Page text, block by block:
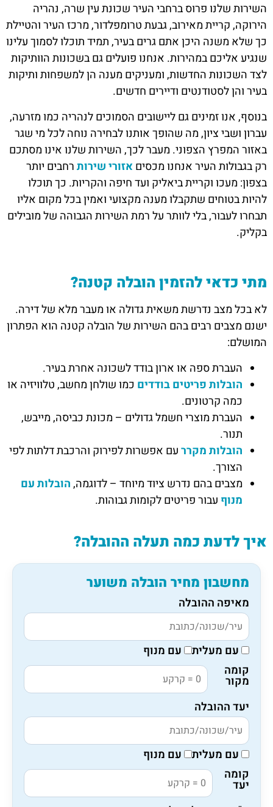
השירות שלנו פרוס ברחבי העיר שכונת עין שרה, נהריה
הירוקה, קריית מאירוב, גבעת טרומפלדור, מרכז העיר והטיילת
כך שלא משנה היכן אתם גרים בעיר, תמיד תוכלו לסמוך עלינו
שנגיע אליכם במהירות. אנחנו פועלים גם בשכונות הוותיקות
לצד השכונות החדשות, ומעניקים מענה הן למשפחות ותיקות
בעיר והן לסטודנטים ודיירים חדשים.
בנוסף, אנו זמינים גם ליישובים הסמוכים לנהריה כמו מזרעה,
עברון ושבי ציון, מה שהופך אותנו לבחירה נוחה לכל מי שגר
באזור המפרץ הצפוני. מעבר לכך, השירות שלנו אינו מסתכם
רק בגבולות העיר אנחנו מכסיםאזורי שירותרחבים יותר
בצפון: מעכו וקריית ביאליק ועד חיפה והקריות. כך תוכלו
להיות בטוחים שתקבלו מענה מקצועי ואמין בכל מקום אליו
תבחרו לעבור, בלי לוותר על רמת השירות הגבוהה של מובילים
בקליק.
מתי כדאי להזמין הובלה קטנה?
לא בכל מצב נדרשת משאית גדולה או מעבר מלא של דירה.
ישנם מצבים רבים בהם השירות של הובלה קטנה הוא הפתרון
המושלם:
העברת ספה או ארון בודד לשכונה אחרת בעיר.
הובלות פריטים בודדים כמו שולחן מחשב, טלוויזיה או
כמה קרטונים.
העברת מוצרי חשמל גדולים – מכונת כביסה, מייבש,
תנור.
הובלות מקררעם אפשרות לפירוק והרכבת דלתות לפי
הצורך.
מצבים בהם נדרש ציוד מיוחד – לדוגמה,הובלות עם
מנוף עבור פריטים לקומות גבוהות.
איך לדעת כמה תעלה ההובלה?
מחשבון מחיר הובלה משוער
מאיפה ההובלה
עם מעלית
עם מנוף
קומה
מקור
יעד ההובלה
עם מעלית
עם מנוף
קומה
יעד